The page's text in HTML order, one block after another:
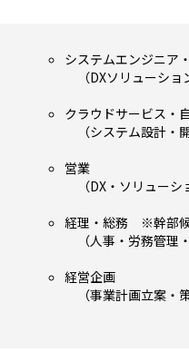
システムエンジニ
（DXソリューショ
クラウドサービス・
（システム設計・
営業
（DX・ソリューシ
経理・総務 ※幹部
（人事・労務管理
経営企画
（事業計画立案・